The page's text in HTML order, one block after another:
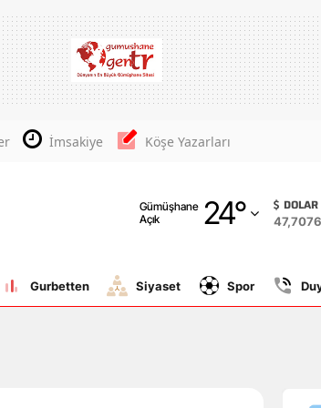
İmsakiye Köşe Yazarları
Gümüşhane
Açık
24°
Adana
Adıyaman
Amasya
Antalya
DOLAR
47,7076
Gurbetten Siyaset Spor